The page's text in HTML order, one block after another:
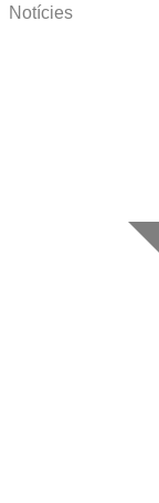
Notícies